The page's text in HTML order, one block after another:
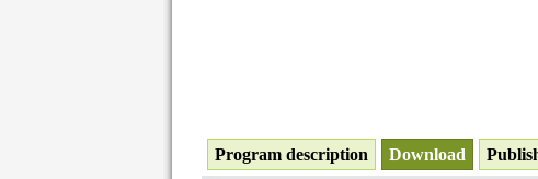
Program description Download